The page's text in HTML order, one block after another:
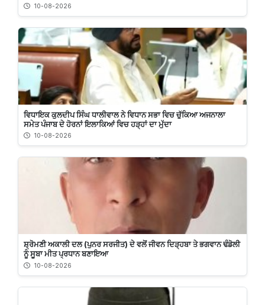
10-08-2026
ਵਿਧਾਇਕ ਕੁਲਦੀਪ ਸਿੰਘ ਧਾਲੀਵਾਲ ਨੇ ਵਿਧਾਨ ਸਭਾ ਵਿਚ ਚੁੱਕਿਆ ਅਜਨਾਲਾ
ਸਮੇਤ ਪੰਜਾਬ ਦੇ ਹੋਰਨਾਂ ਇਲਾਕਿਆਂ ਵਿਚ ਹੜ੍ਹਾਂ ਦਾ ਮੁੱਦਾ
10-08-2026
ਸ਼੍ਰੋਮਣੀ ਅਕਾਲੀ ਦਲ (ਪੁਨਰ ਸਰਜੀਤ) ਦੇ ਵਲੋਂ ਜੀਵਨ ਦਿੜ੍ਹਬਾ ਤੇ ਭਗਵਾਨ ਢੰਡੋਲੀ
ਨੂੰ ਸੂਬਾ ਮੀਤ ਪ੍ਰਧਾਨ ਬਣਾਇਆ
10-08-2026